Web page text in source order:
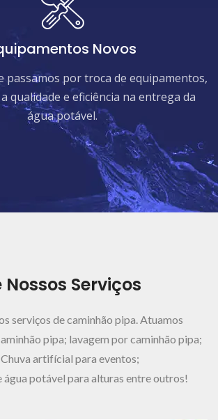
Novos
passamos por troca de equipamentos,
qualidade e eficiência na entrega da
água potável.
Serviços
serviços de caminhão pipa. Atuamos
pipa; lavagem por caminhão pipa;
artifícial para eventos;
água potável para alturas entre outros!